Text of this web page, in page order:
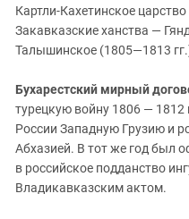
Картли-Кахетинское
Закавказские ханства —
Талышинское (1805—1813
Бухарестский мирный
турецкую войну 1806 — 1812
России Западную Грузию и
Абхазией. В тот же год был
в российское подданство
Владикавказским актом.